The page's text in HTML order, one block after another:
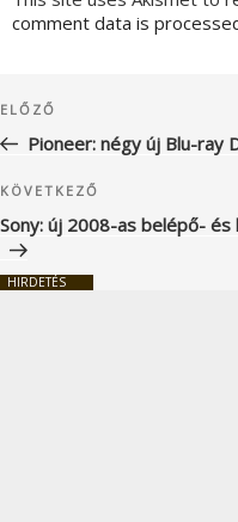
comment data is
navigáció
Korábbi
bejegyzés
ELŐZŐ
Pioneer: négy új Blu-ray
Következő
bejegyzés
KÖVETKEZŐ
Sony: új 2008-as belépő-
HIRDETÉS